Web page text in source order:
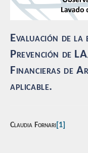
Evaluación de la
Prevención de
Financieras de
aplicable.
Claudia Fornari [1]